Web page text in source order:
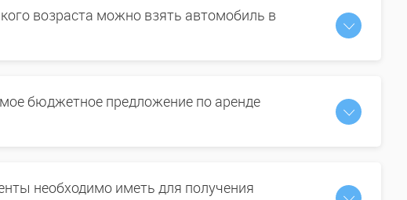
возраста можно взять автомобиль в
бюджетное предложение по аренде
необходимо иметь для получения